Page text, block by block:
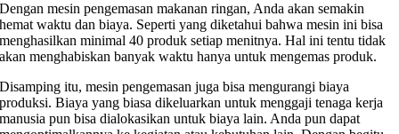
Dengan mesin pengemasan makanan ringan, Anda akan semakin
hemat waktu dan biaya. Seperti yang diketahui bahwa mesin ini bisa
menghasilkan minimal 40 produk setiap menitnya. Hal ini tentu tidak
akan menghabiskan banyak waktu hanya untuk mengemas produk.
Disamping itu, mesin pengemasan juga bisa mengurangi biaya
produksi. Biaya yang biasa dikeluarkan untuk menggaji tenaga kerja
manusia pun bisa dialokasikan untuk biaya lain. Anda pun dapat